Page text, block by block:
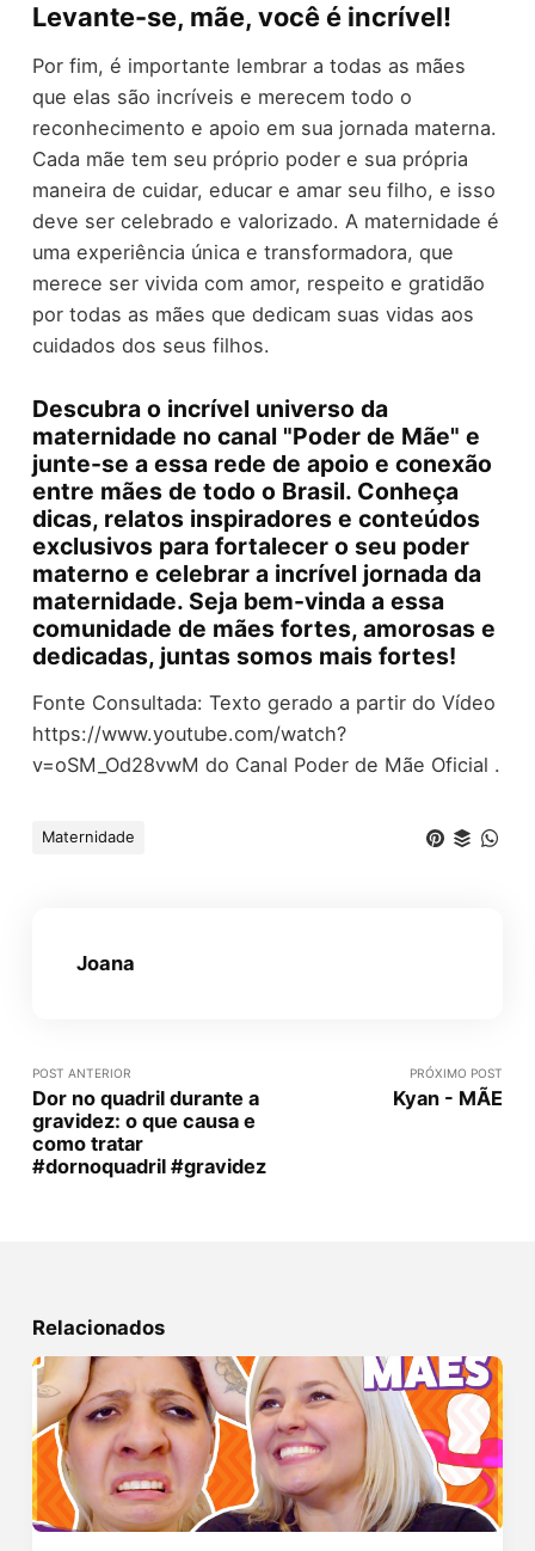
Levante-se, mãe, você é incrível!
Por fim, é importante lembrar a todas as mães
que elas são incríveis e merecem todo o
reconhecimento e apoio em sua jornada materna.
Cada mãe tem seu próprio poder e sua própria
maneira de cuidar, educar e amar seu filho, e isso
deve ser celebrado e valorizado. A maternidade é
uma experiência única e transformadora, que
merece ser vivida com amor, respeito e gratidão
por todas as mães que dedicam suas vidas aos
cuidados dos seus filhos.
Descubra o incrível universo da
maternidade no canal "Poder de Mãe" e
junte-se a essa rede de apoio e conexão
entre mães de todo o Brasil. Conheça
dicas, relatos inspiradores e conteúdos
exclusivos para fortalecer o seu poder
materno e celebrar a incrível jornada da
maternidade. Seja bem-vinda a essa
comunidade de mães fortes, amorosas e
dedicadas, juntas somos mais fortes!
Fonte Consultada: Texto gerado a partir do Vídeo
https://www.youtube.com/watch?
v=oSM_Od28vwM do Canal Poder de Mãe Oficial .
Maternidade
Joana
POST ANTERIOR
Dor no quadril durante a
gravidez: o que causa e
como tratar
#dornoquadril #gravidez
PRÓXIMO POST
Kyan - MÃE
Relacionados